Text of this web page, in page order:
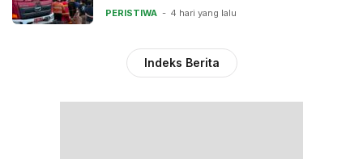
PERISTIWA 4 hari yang lalu
Indeks Berita